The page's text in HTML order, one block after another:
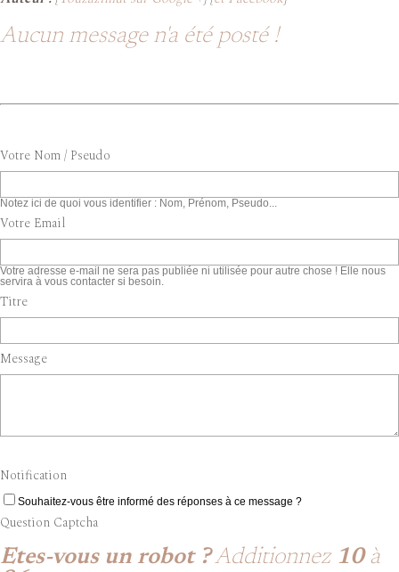
Aucun message n'a été posté !
Votre Nom / Pseudo
Notez ici de quoi vous identifier : Nom, Prénom, Pseudo...
Votre Email
Votre adresse e-mail ne sera pas publiée ni utilisée pour autre chose ! Elle nous
servira à vous contacter si besoin.
Titre
Message
Notification
Souhaitez-vous être informé des réponses à ce message ?
Question Captcha
Etes-vous un robot ?Additionnez 10à